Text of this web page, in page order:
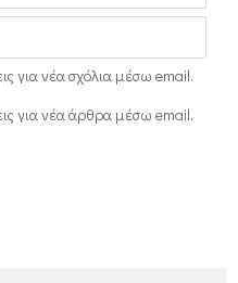
για νέα σχόλια μέσω email.
για νέα άρθρα μέσω email.